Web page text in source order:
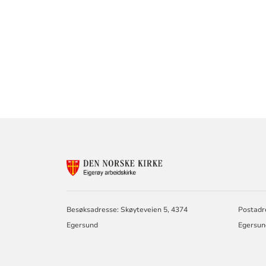
Besøksadresse: Skøyteveien 5, 4374
Egersund